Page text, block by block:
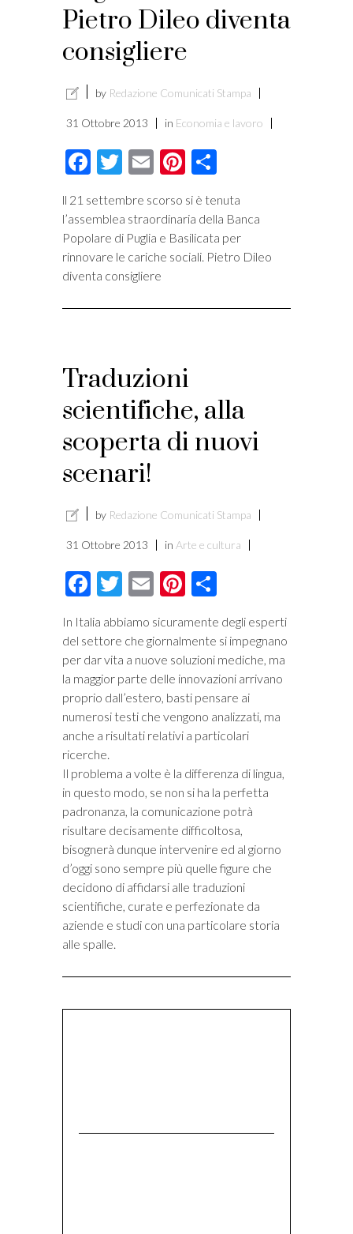
Pietro Dileo diventa
consigliere
by Redazione Comunicati Stampa
31 Ottobre 2013 in Economia e lavoro
Facebook
Twitter
EmailPinterest
ll 21 settembre scorso si è tenuta
l’assemblea straordinaria della Banca
Popolare di Puglia e Basilicata per
rinnovare le cariche sociali. Pietro Dileo
diventa consigliere
Traduzioni
scientifiche, alla
scoperta di nuovi
scenari!
by Redazione Comunicati Stampa
31 Ottobre 2013 in Arte e cultura
Facebook
Twitter
EmailPinterest
In Italia abbiamo sicuramente degli esperti
del settore che giornalmente si impegnano
per dar vita a nuove soluzioni mediche, ma
la maggior parte delle innovazioni arrivano
proprio dall’estero, basti pensare ai
numerosi testi che vengono analizzati, ma
anche a risultati relativi a particolari
ricerche.
Il problema a volte è la differenza di lingua,
in questo modo, se non si ha la perfetta
padronanza, la comunicazione potrà
risultare decisamente difficoltosa,
bisognerà dunque intervenire ed al giorno
d’oggi sono sempre più quelle figure che
decidono di affidarsi alle traduzioni
scientifiche, curate e perfezionate da
aziende e studi con una particolare storia
alle spalle.